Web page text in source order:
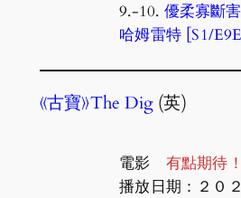
9.-10. 優柔寡斷
哈姆雷特 [S1/
《古寶》The Dig (英)
電影 有點期待！
播放日期：２０